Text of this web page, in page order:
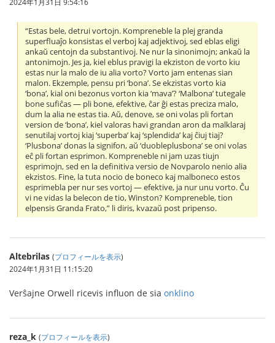
“Estas bele, detrui vortojn. Kompreneble la plej granda
superfluaĵo konsistas el verboj kaj adjektivoj, sed eblas eligi
ankaŭ centojn da substantivoj. Ne nur la sinonimojn; ankaŭ la
antonimojn. Jes ja, kiel eblus pravigi la ekziston de vorto kiu
estas nur la malo de iu alia vorto? Vorto jam entenas sian
malon. Ekzemple, pensu pri ‘bona’. Se ekzistas vorto kia
‘bona’, kial oni bezonus vorton kia ‘mava’? ‘Malbona’ tutegale
bone sufiĉas — pli bone, efektive, ĉar ĝi estas preciza malo,
dum la alia ne estas tia. Aŭ, denove, se oni volas pli fortan
version de ‘bona’, kiel valoras havi grandan aron da malklaraj
senutilaj vortoj kiaj ‘superba’ kaj ‘splendida’ kaj ĉiuj tiaj?
‘Plusbona’ donas la signifon, aŭ ‘duobleplusbona’ se oni volas
eĉ pli fortan esprimon. Kompreneble ni jam uzas tiujn
esprimojn, sed en la definitiva versio de Novparolo nenio alia
ekzistos. Fine, la tuta nocio de boneco kaj malboneco estos
esprimebla per nur ses vortoj — efektive, ja nur unu vorto. Ĉu
vi ne vidas la belecon de tio, Winston? Kompreneble, tion
elpensis Granda Frato,” li diris, kvazaŭ post pripenso.
Altebrilas (プロフィールを表示)
2024年1月31日 11:15:20
Verŝajne Orwell ricevis influon de sia onklino
reza_k (プロフィールを表示)